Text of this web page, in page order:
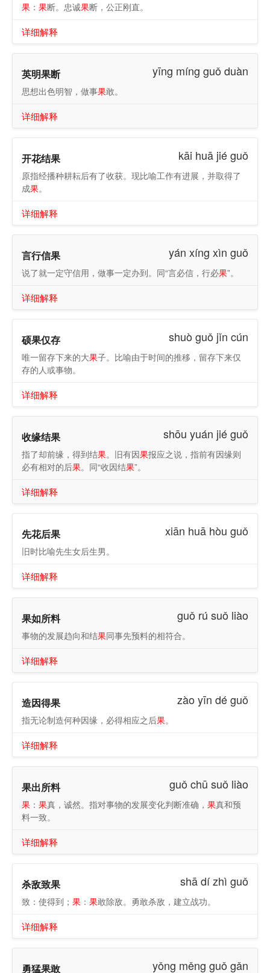
果 ： 果断。忠诚果断，公正刚直。
详细解释
英明果断 yīng míng guǒ duàn
思想出色明智，做事果敢。
详细解释
开花结果 kāi huā jié guǒ
原指经播种耕耘后有了收获。现比喻工作有进展，并取得了
成果。
详细解释
言行信果 yán xíng xìn guǒ
说了就一定守信用，做事一定办到。同“言必信，行必果”。
详细解释
硕果仅存 shuò guǒ jǐn cún
唯一留存下来的大果子。比喻由于时间的推移，留存下来仅
存的人或事物。
详细解释
收缘结果 shōu yuán jié guǒ
指了却前缘，得到结果。旧有因果报应之说，指前有因缘则
必有相对的后果。同“收因结果”。
详细解释
先花后果 xiān huā hòu guǒ
旧时比喻先生女后生男。
详细解释
果如所料 guǒ rú suǒ liào
事物的发展趋向和结果同事先预料的相符合。
详细解释
造因得果 zào yīn dé guǒ
指无论制造何种因缘，必得相应之后果。
详细解释
果出所料 guǒ chū suǒ liào
果 ： 果真，诚然。指对事物的发展变化判断准确， 果真和预
料一致。
详细解释
杀敌致果 shā dí zhì guǒ
致：使得到； 果 ： 果敢除敌。勇敢杀敌，建立战功。
详细解释
勇猛果敢 yǒng měng guǒ gǎn